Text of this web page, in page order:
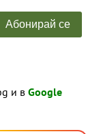
и в Google